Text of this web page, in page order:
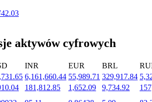
zakładów, aby zarabiać na popularnych
42.03
aktywów cyfrowych
INR EUR BRL
6,161,660.44 55,989.71 329,917.84
181,812.85 1,652.09 9,734.92